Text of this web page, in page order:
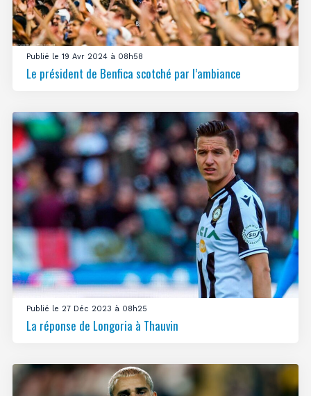
Publié le 19 Avr 2024 à 08h58
Le président de Benfica scotché par l’ambiance
Publié le 27 Déc 2023 à 08h25
La réponse de Longoria à Thauvin